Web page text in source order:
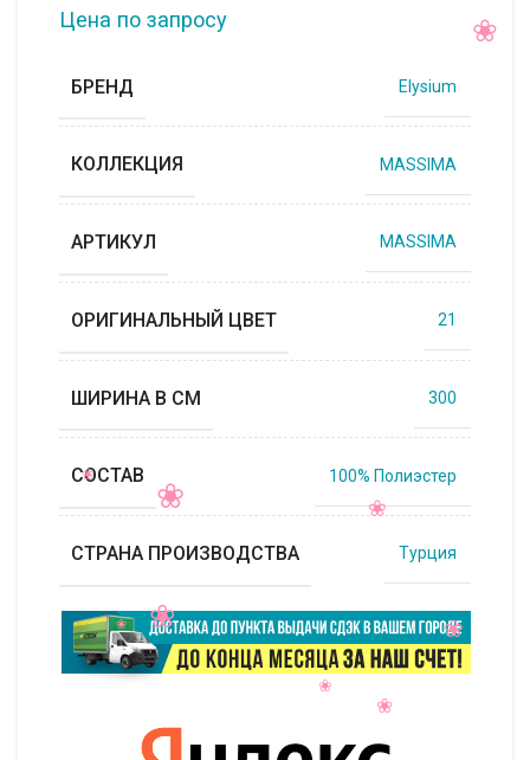
Цена по запросу
БРЕНД Elysium
КОЛЛЕКЦИЯ MASSIMA
АРТИКУЛ MASSIMA
ОРИГИНАЛЬНЫЙ ЦВЕТ 21
ШИРИНА В СМ 300
СОСТАВ 100% Полиэстер
СТРАНА ПРОИЗВОДСТВА Турция